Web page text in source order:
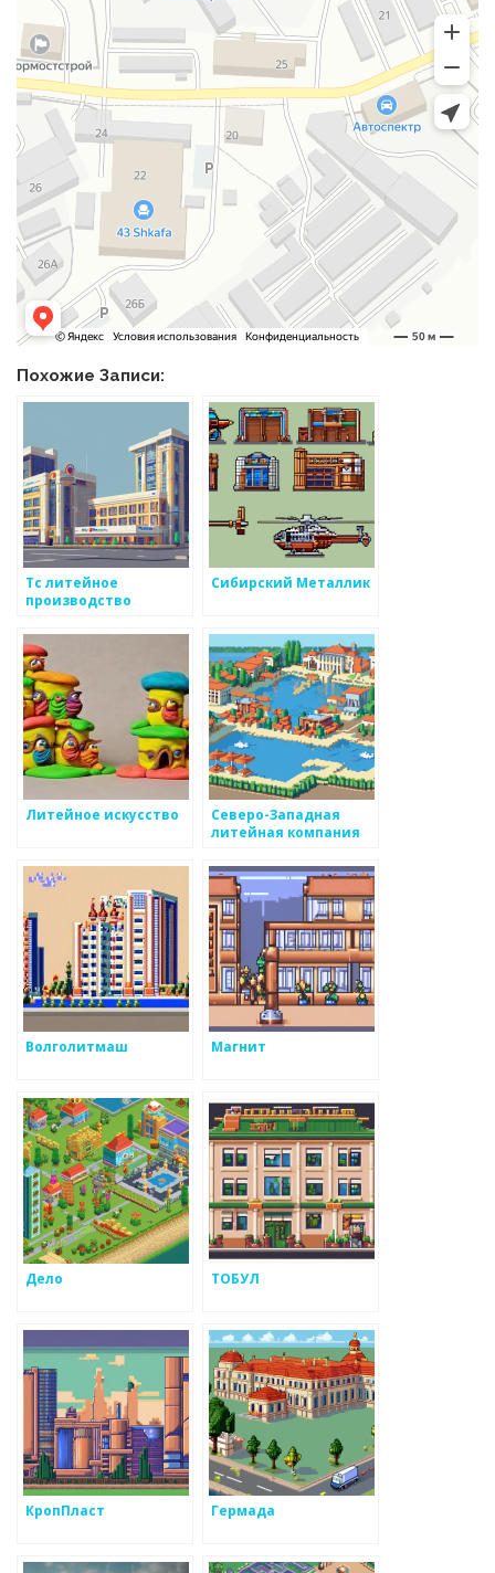
Похожие Записи:
Тс литейное
производство
Сибирский Металлик
Литейное искусство
Северо-Западная
литейная компания
Волголитмаш Магнит
Дело ТОБУЛ
КропПласт Гермада